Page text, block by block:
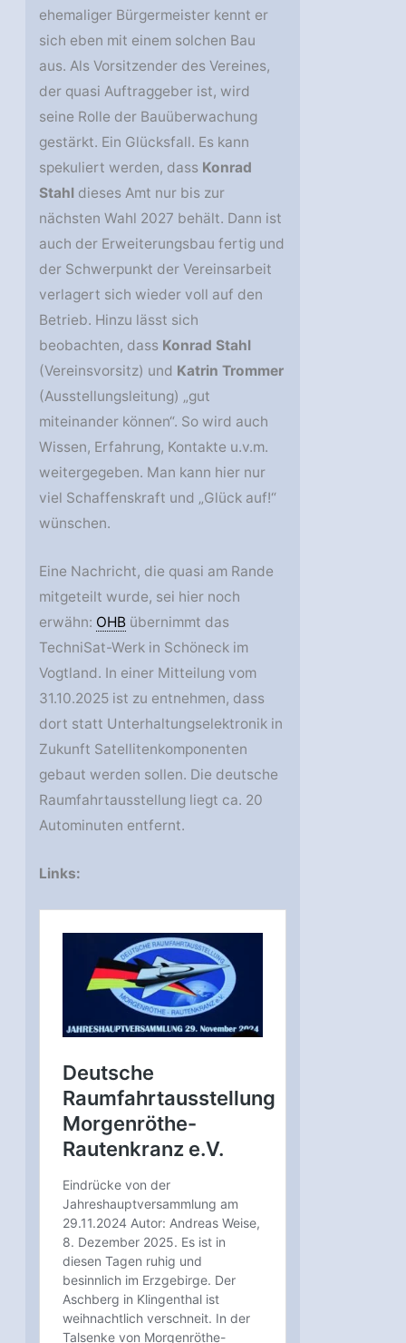
ehemaliger Bürgermeister kennt er
sich eben mit einem solchen Bau
aus. Als Vorsitzender des Vereines,
der quasi Auftraggeber ist, wird
seine Rolle der Bauüberwachung
gestärkt. Ein Glücksfall. Es kann
spekuliert werden, dass Konrad
Stahl dieses Amt nur bis zur
nächsten Wahl 2027 behält. Dann ist
auch der Erweiterungsbau fertig und
der Schwerpunkt der Vereinsarbeit
verlagert sich wieder voll auf den
Betrieb. Hinzu lässt sich
beobachten, dass Konrad Stahl
(Vereinsvorsitz) und Katrin Trommer
(Ausstellungsleitung) „gut
miteinander können“. So wird auch
Wissen, Erfahrung, Kontakte u.v.m.
weitergegeben. Man kann hier nur
viel Schaffenskraft und „Glück auf!“
wünschen.
Eine Nachricht, die quasi am Rande
mitgeteilt wurde, sei hier noch
erwähn: OHB übernimmt das
TechniSat-Werk in Schöneck im
Vogtland. In einer Mitteilung vom
31.10.2025 ist zu entnehmen, dass
dort statt Unterhaltungselektronik in
Zukunft Satellitenkomponenten
gebaut werden sollen. Die deutsche
Raumfahrtausstellung liegt ca. 20
Autominuten entfernt.
Links: